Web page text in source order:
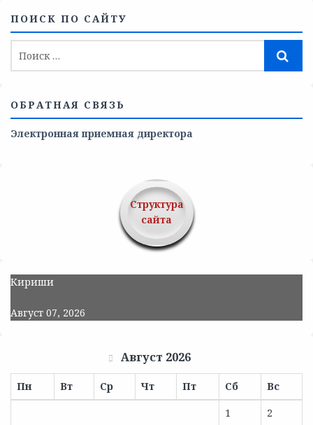
ПОИСК ПО САЙТУ
ОБРАТНАЯ СВЯЗЬ
Электронная приемная директора
Структура
сайта
Кириши
Август 07, 2026
Август 2026
Пн Вт Ср Чт Пт Сб
Вс
1
2